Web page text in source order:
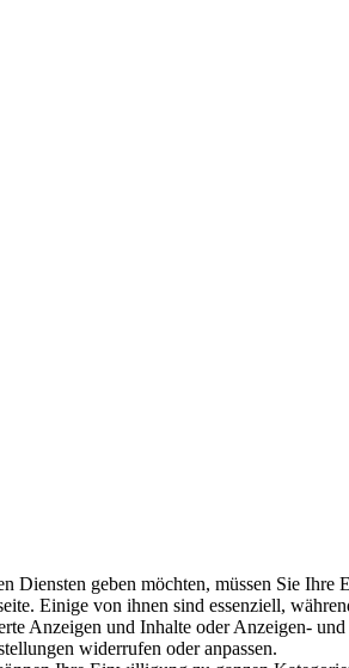
geben möchten, müssen Sie Ihre
Einige von ihnen sind essenziell,
Anzeigen und Inhalte oder Anzeigen-
widerrufen oder anpassen.